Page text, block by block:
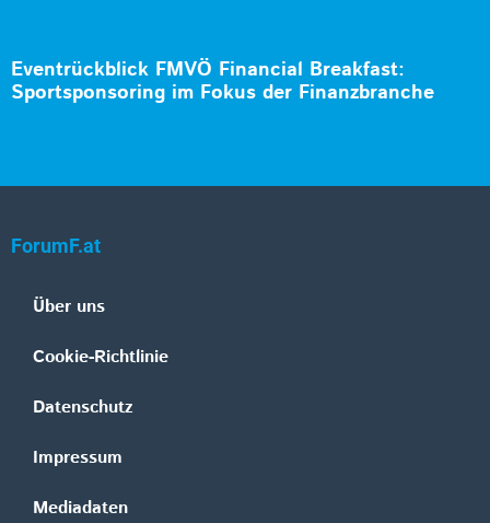
Eventrückblick FMVÖ Financial Breakfast:
Sportsponsoring im Fokus der Finanzbranche
ForumF.at
Über uns
Cookie-Richtlinie
Datenschutz
Impressum
Mediadaten